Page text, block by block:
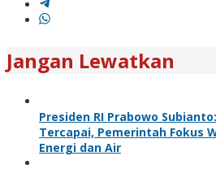
Jangan Lewatkan
Presiden RI Prabowo
Tercapai, Pemerintah Fokus
Energi dan Air